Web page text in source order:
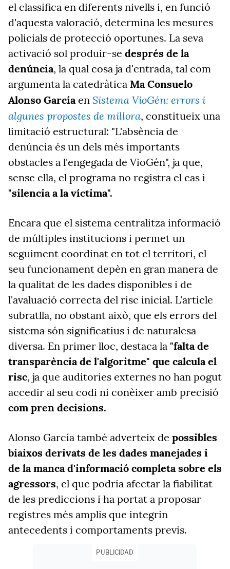
el classifica en diferents nivells i, en funció
d'aquesta valoració, determina les mesures
policials de protecció oportunes. La seva
activació sol produir-se després de la
denúncia, la qual cosa ja d'entrada, tal com
argumenta la catedràtica Ma Consuelo
Alonso Garcíaen Sistema VioGén: errors i
algunes propostes de millora, constitueix una
limitació estructural: "L'absència de
denúncia és un dels més importants
obstacles a l'engegada de VioGén", ja que,
sense ella, el programa no registra el cas i
"silencia a la víctima".
Encara que el sistema centralitza informació
de múltiples institucions i permet un
seguiment coordinat en tot el territori, el
seu funcionament depèn en gran manera de
la qualitat de les dades disponibles i de
l'avaluació correcta del risc inicial. L'article
subratlla, no obstant això, que els errors del
sistema són significatius i de naturalesa
diversa. En primer lloc, destaca la "falta de
transparència de l'algoritme" que calcula el
risc, ja que auditories externes no han pogut
accedir al seu codi ni conèixer amb precisió
com pren decisions.
Alonso García també adverteix de possibles
biaixos derivats de les dades manejades i
de la manca d'informació completa sobre els
agressors, el que podria afectar la fiabilitat
de les prediccions i ha portat a proposar
registres més amplis que integrin
antecedents i comportaments previs.
PUBLICIDAD